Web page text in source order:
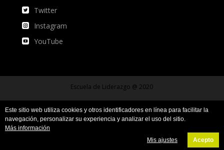
Este sitio web utiliza cookies y otros identificadores en línea para facilitar la
navegación, personalizar su experiencia y analizar el uso del sitio.
Más información
Mis ajustes
Acepto
Twitter
Instagram
YouTube
Escuela de Liderazgo @ 2020
Condiciones de uso
Condiciones de compra
Política de privacidad y protección de datos